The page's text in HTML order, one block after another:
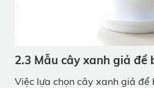
2.3 Mẫu cây xanh giả để
Việc lựa chọn cây xanh giả để